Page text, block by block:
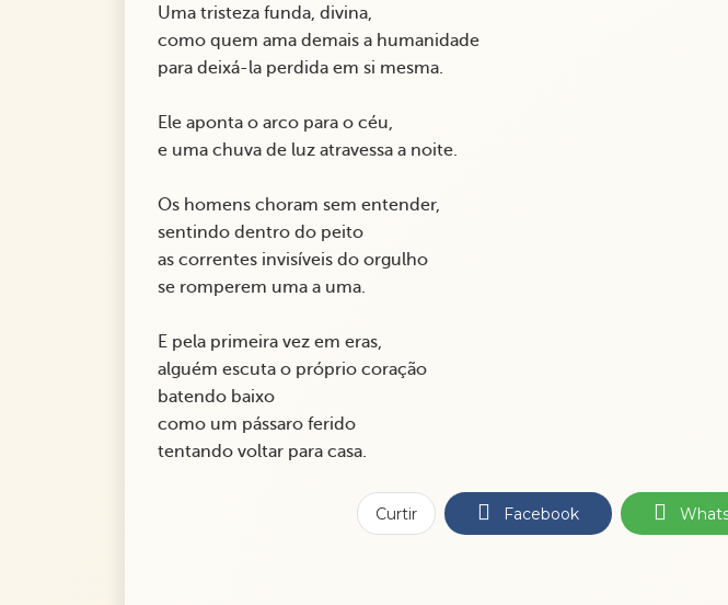
Uma tristeza funda, divina,
como quem ama demais a humanidade
para deixá-la perdida em si mesma.
Ele aponta o arco para o céu,
e uma chuva de luz atravessa a noite.
Os homens choram sem entender,
sentindo dentro do peito
as correntes invisíveis do orgulho
se romperem uma a uma.
E pela primeira vez em eras,
alguém escuta o próprio coração
batendo baixo
como um pássaro ferido
tentando voltar para casa.
Curtir Facebook